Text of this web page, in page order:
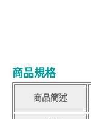
商品規格
商品簡述